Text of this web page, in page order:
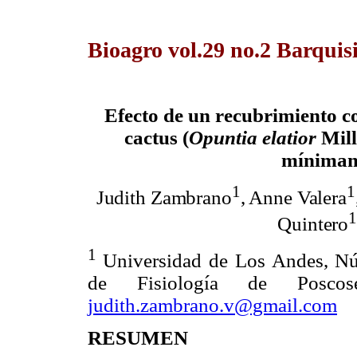
Bioagro vol.29 no.2
Efecto de un recubrimiento
cactus (Opuntia elatior
Judith Zambrano1 , Anne Valera1
Quintero1
1 Universidad de Los Andes,
de Fisiología de
judith.zambrano.v@gmail.com
RESUMEN